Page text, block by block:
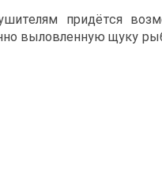
придётся
выловленную щуку